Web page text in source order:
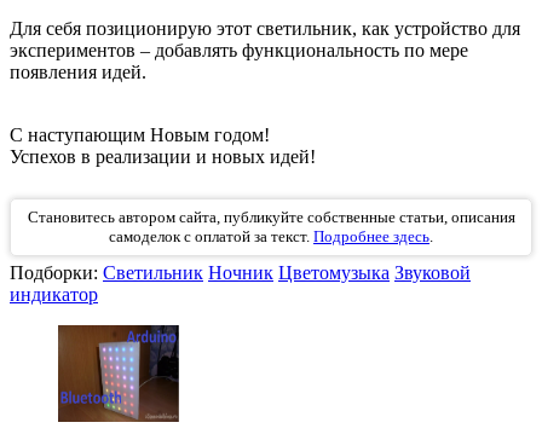
Для себя позиционирую этот светильник, как устройство для
экспериментов – добавлять функциональность по мере
появления идей.
С наступающим Новым годом!
Успехов в реализации и новых идей!
Становитесь автором сайта, публикуйте собственные статьи, описания
самоделок с оплатой за текст. Подробнее здесь.
Подборки: Светильник Ночник Цветомузыка Звуковой
индикатор